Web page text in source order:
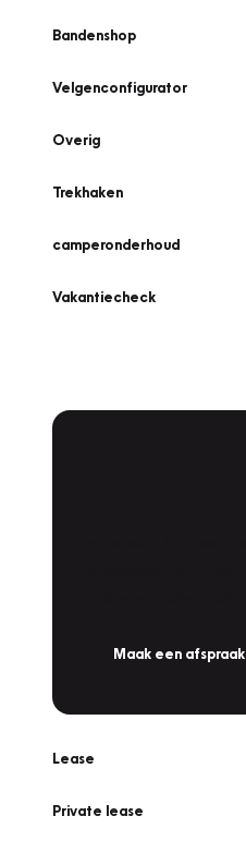
Bandenshop
Velgenconfigurator
Overig
Trekhaken
camperonderhoud
Vakantiecheck
Maak een afspraak
Lease
Private lease